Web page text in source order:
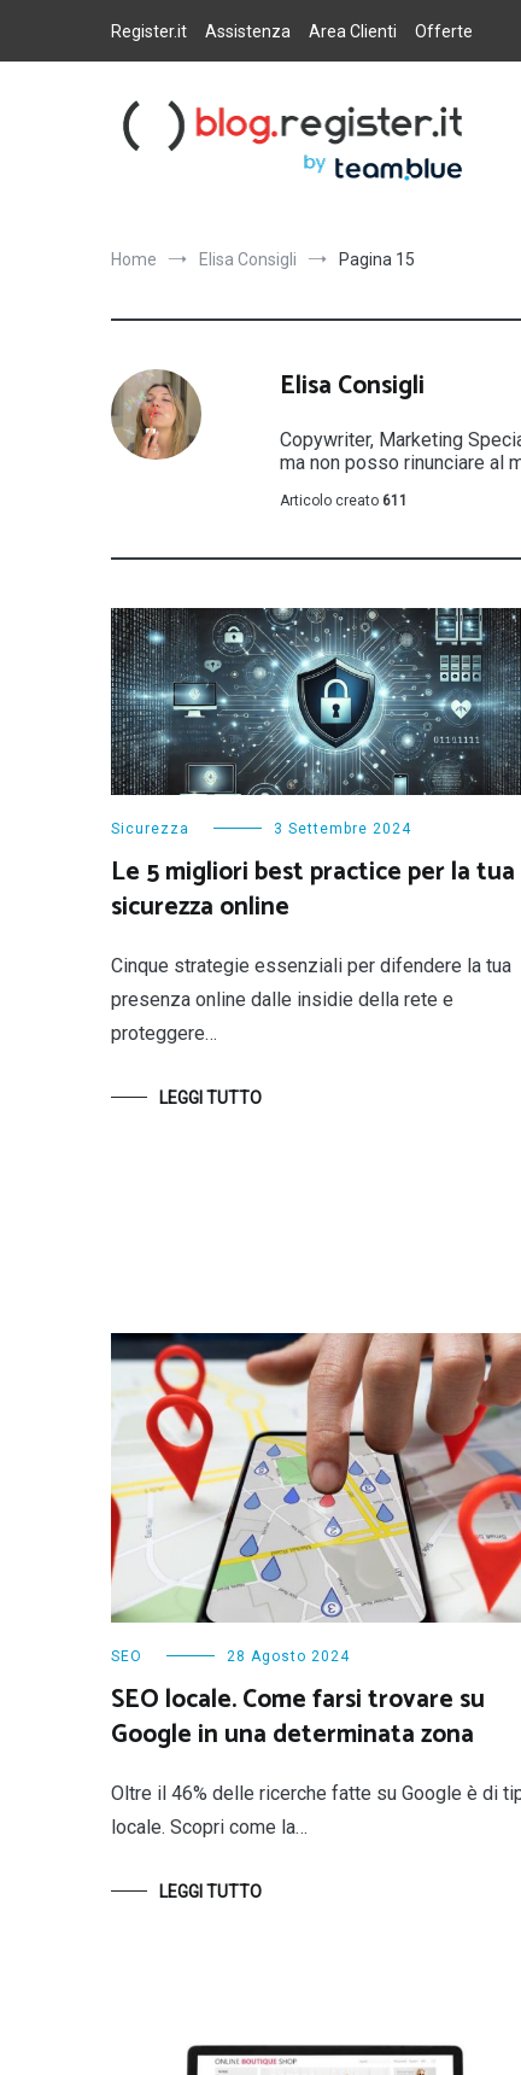
contenuto
Register.it Assistenza Area Clienti Offerte
Home Elisa Consigli Pagina 15
Elisa Consigli
Copywriter, Marketing
ma non posso rinunciare al
Articolo creato 611
Sicurezza 3 Settembre 2024
Le 5 migliori best practice per la tua
sicurezza online
Cinque strategie essenziali per difendere la tua
presenza online dalle insidie della rete e
proteggere…
LEGGI TUTTO
SEO 28 Agosto 2024
SEO locale. Come farsi trovare su
Google in una determinata zona
Oltre il 46% delle ricerche fatte su Google è di
locale. Scopri come la…
LEGGI TUTTO